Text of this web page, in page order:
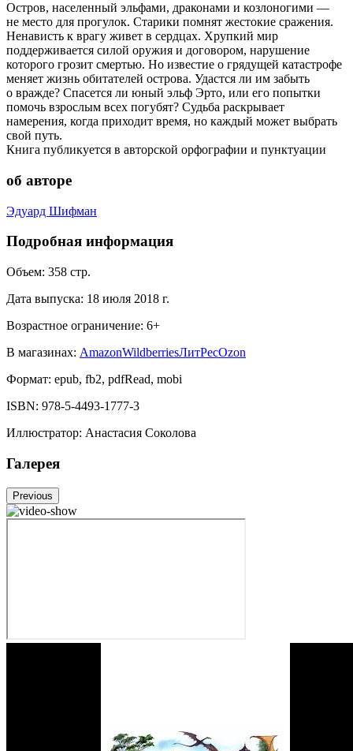
Остров, населенный эльфами, драконами и козлоногими —
не место для прогулок. Старики помнят жестокие сражения.
Ненависть к врагу живет в сердцах. Хрупкий мир
поддерживается силой оружия и договором, нарушение
которого грозит смертью. Но известие о грядущей катастрофе
меняет жизнь обитателей острова. Удастся ли им забыть
о вражде? Спасется ли юный эльф Эрто, или его попытки
помочь взрослым всех погубят? Судьба раскрывает
намерения, когда приходит время, но каждый может выбрать
свой путь.
Книга публикуется в авторской орфографии и пунктуации
об авторе
Эдуард Шифман
Подробная информация
Объем: 358 стр.
Дата выпуска: 18 июля 2018 г.
Возрастное ограничение: 6+
В магазинах: AmazonWildberriesЛитРесOzon
Формат: epub, fb2, pdfRead, mobi
ISBN: 978-5-4493-1777-3
Иллюстратор: Анастасия Соколова
Галерея
Previous